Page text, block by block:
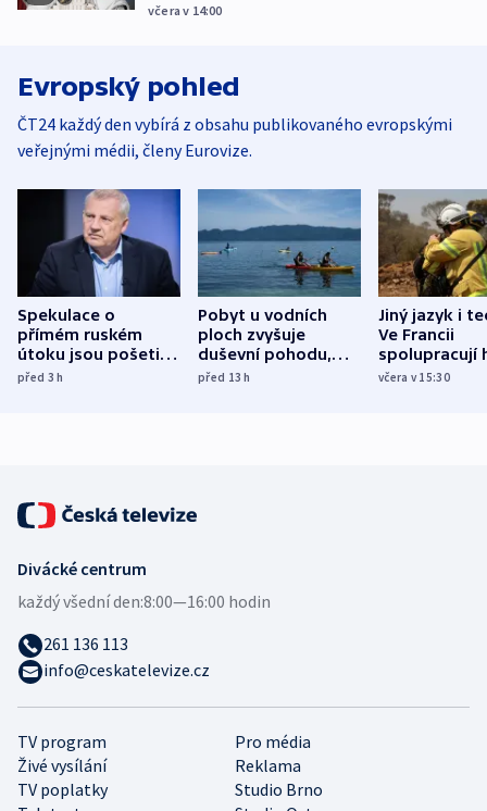
včera v 14:00
Evropský pohled
ČT24 každý den vybírá z obsahu publikovaného evropskými
veřejnými médii, členy Eurovize.
Spekulace o
přímém ruském
útoku jsou pošetilé,
míní estonský
před 3h
Pobyt u vodních
ploch zvyšuje
duševní pohodu,
ukázala
před 13h
Jiný jazyk i
Ve Francii
spolupracují
různých zemí
včera v 15:30
TV program
Pro média
Živé vysílání
Reklama
TV poplatky
Studio Brno
Divácké centrum
každý všední den:8:00—16:00 hodin
261 136 113
info@ceskatelevize.cz